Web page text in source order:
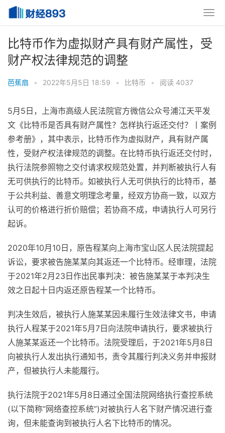
比特币作为虚拟财产具有财产属性，受
财产权法律规范的调整
芭蕉扇 • 2022年5月5日 18:59 • 比特币 • 阅读 4037
5月5日，上海市高级人民法院官方微信公众号浦江天平发
文《比特币是否具有财产属性？怎样执行返还交付？丨案例
参考册》，其中表示，比特币作为虚拟财产，具有财产属
性，受财产权法律规范的调整。在比特币执行返还交付时，
执行法院参照物之交付请求权规范处置，并判断被执行人有
无可供执行的比特币。如被执行人无可供执行的比特币，基
于公共利益、善意文明理念考量，经双方协商一致，以双方
认可的价格进行折价赔偿；若协商不成，申请执行人可另行
起诉。
2020年10月10日，原告程某向上海市宝山区人民法院提起
诉讼，要求被告施某某向其返还一个比特币。经审理，法院
于2021年2月23日作出民事判决：被告施某某于本判决生
效之日起十日内返还原告程某一个比特币。
判决生效后，被执行人施某某因未履行生效法律文书，申请
执行人程某于2021年5月7日向法院申请执行，要求被执行
人施某某返还一个比特币。法院受理后，于2021年5月8日
向被执行人发出执行通知书，责令其履行判决义务并申报财
产，但被执行人未能履行。
执行法院于2021年5月8日通过全国法院网络执行查控系统
(以下简称“网络查控系统”)对被执行人名下财产情况进行查
询，但未能查询到被执行人名下比特币的情况。